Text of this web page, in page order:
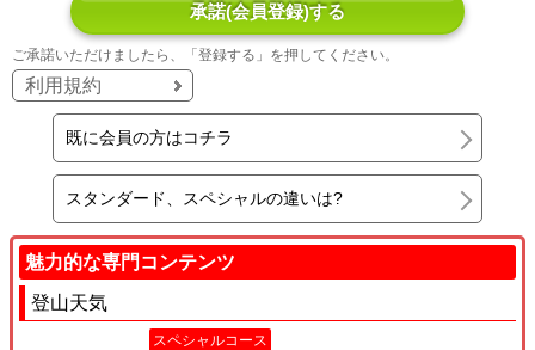
承諾(会員登録)する
ご承諾いただけましたら、「登録する」を押してください。
利用規約
既に会員の方はコチラ
スタンダード、スペシャルの違いは?
魅力的な専門コンテンツ
登山天気
スペシャルコース